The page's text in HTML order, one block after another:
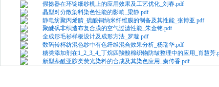
假捻器在环锭细纱机上的应用效果及工艺优化_刘春.pdf
晶型对分散染料染色性能的影响_梁静.pdf
静电纺聚丙烯腈_硫酸铜纳米纤维膜的制备及其性能_张博亚.pdf
聚醚砜非织造布复合膜的空气过滤性能_朱金铭.pdf
全成形毛衫样板设计及成形方法_罗璇.pdf
数码转杯纺混色纱中有色纤维混合效果分析_杨瑞华.pdf
糖类添加剂在1_2_3_4_丁烷四羧酸棉织物防皱整理中的应用_肖慧芳
新型萘酰亚胺类荧光染料的合成及其染色应用_秦传香.pdf